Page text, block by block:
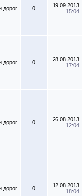
дорог 0
19.09.2013
15:04
дорог 0
28.08.2013
17:04
дорог 0
26.08.2013
12:04
дорог 0
12.08.2013
18:04